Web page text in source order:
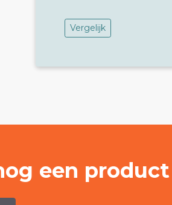
Vergelijk
een